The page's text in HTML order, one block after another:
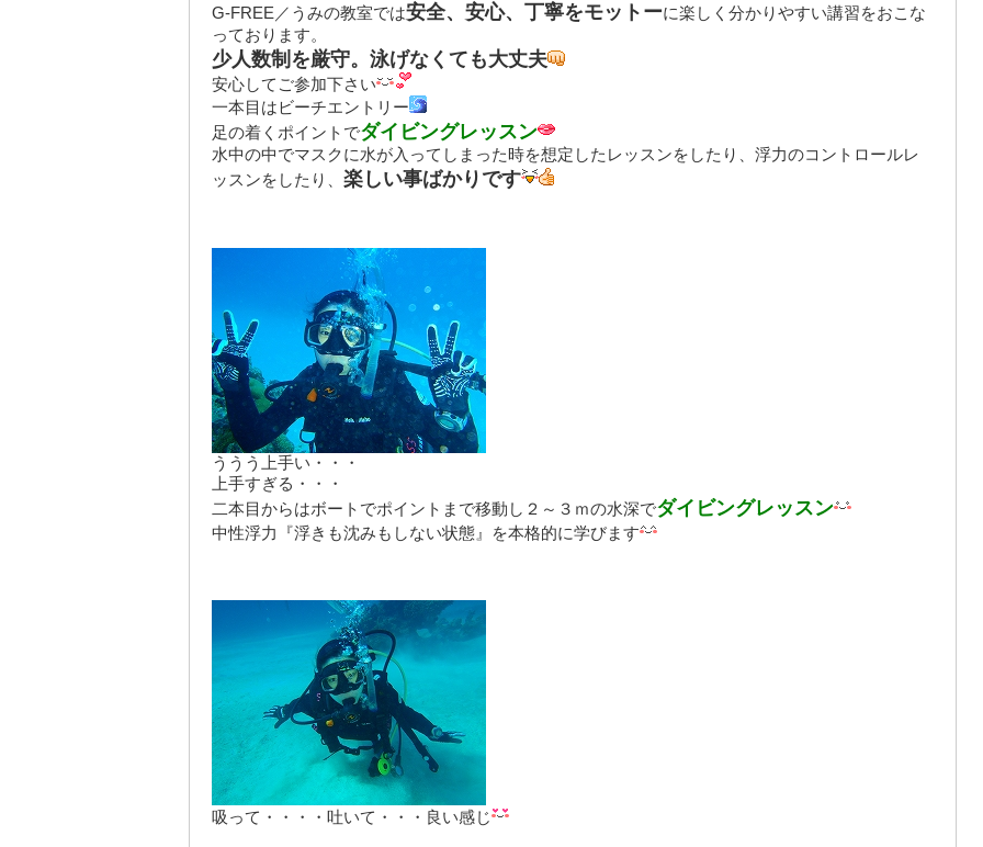
G-FREE／うみの教室では安全、安心、丁寧をモットーに楽しく分かりやすい講習をおこな
っております。
少人数制を厳守。泳げなくても大丈夫
安心してご参加下さい
一本目はビーチエントリー
足の着くポイントでダイビングレッスン
水中の中でマスクに水が入ってしまった時を想定したレッスンをしたり、浮力のコントロールレ
ッスンをしたり、 楽しい事ばかりです
ううう上手い・・・
上手すぎる・・・
二本目からはボートでポイントまで移動し２～３ｍの水深でダイビングレッスン
中性浮力『浮きも沈みもしない状態』を本格的に学びます
吸って・・・・吐いて・・・良い感じ